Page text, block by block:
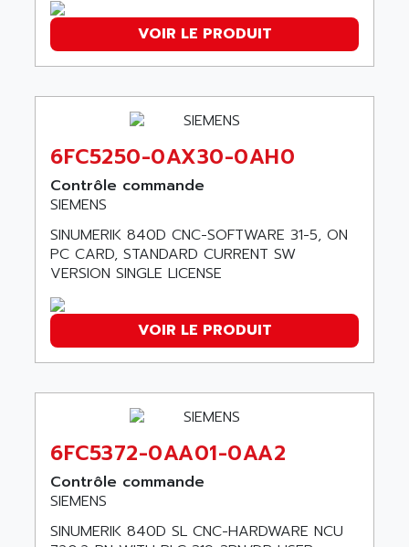
KRC1
MULTICONTROL
SYSDRIVE
ACI
ACOPOS
760
TESYS
BUG
SYNCHRONOUS SERVO MOTOR
SIMOTICS S
Kinetix 6000
ADVANTYS STB
ND
XBLC
2500M
ARSOFT
ARTECHNIC
ARTESYN
ARTESYN EMBEDDED TECHNOLOGIES
ARTILA
ARTIS
ARTLII
AS INFO
ASAHI
ASAHI ENGINEERING
ASANTE
ASCII
ASCO
ASCOM
ASCON
VOIR LE PRODUIT
6FC5250-0AX30-0AH0
Contrôle commande
SIEMENS
SINUMERIK 840D CNC-SOFTWARE 31-5, ON
PC CARD, STANDARD CURRENT SW
VERSION SINGLE LICENSE
VOIR LE PRODUIT
6FC5372-0AA01-0AA2
Contrôle commande
SIEMENS
SINUMERIK 840D SL CNC-HARDWARE NCU